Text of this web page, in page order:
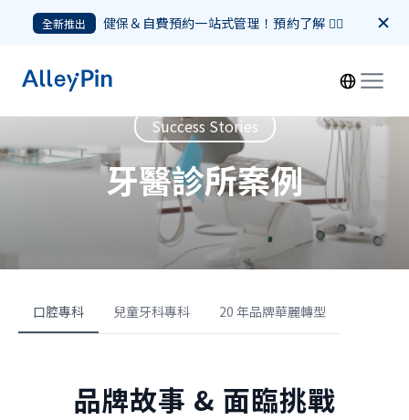
Success Stories
牙醫診所案例
口腔專科 兒童牙科專科 20 年品牌華麗轉型
品牌故事 & 面臨挑戰
全新推出 健保＆自費預約一站式管理！預約了解 👉🏻